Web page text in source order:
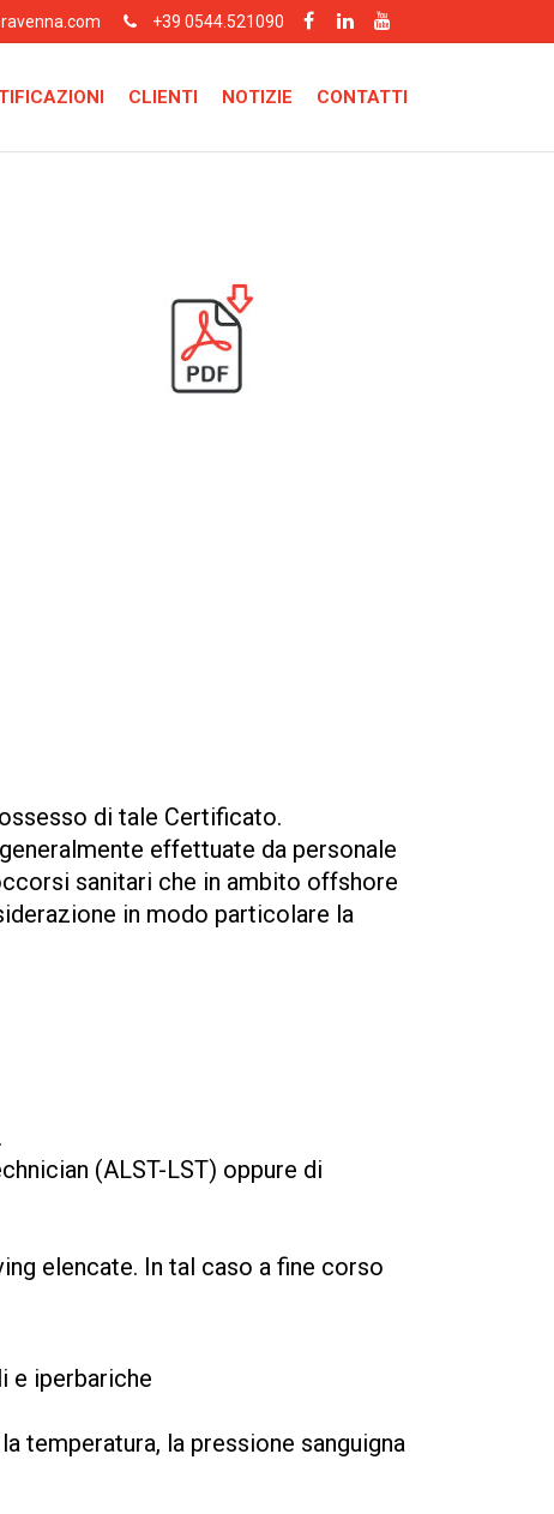
+39 0544.521090
CLIENTI NOTIZIE CONTATTI
di tale Certificato.
effettuate da personale
sanitari che in ambito offshore
in modo particolare la
(ALST-LST) oppure di
elencate. In tal caso a fine corso
e iperbariche
temperatura, la pressione sanguigna